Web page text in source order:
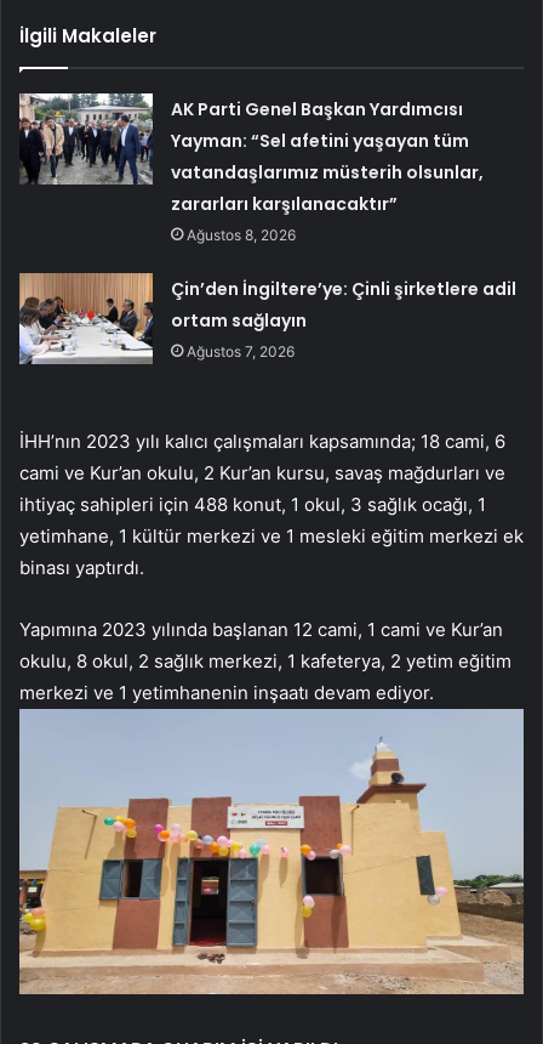
İlgili Makaleler
AK Parti Genel Başkan Yardımcısı
Yayman: “Sel afetini yaşayan tüm
vatandaşlarımız müsterih olsunlar,
zararları karşılanacaktır”
Ağustos 8, 2026
Çin’den İngiltere’ye: Çinli şirketlere adil
ortam sağlayın
Ağustos 7, 2026
İHH’nın 2023 yılı kalıcı çalışmaları kapsamında; 18 cami, 6
cami ve Kur’an okulu, 2 Kur’an kursu, savaş mağdurları ve
ihtiyaç sahipleri için 488 konut, 1 okul, 3 sağlık ocağı, 1
yetimhane, 1 kültür merkezi ve 1 mesleki eğitim merkezi ek
binası yaptırdı.
Yapımına 2023 yılında başlanan 12 cami, 1 cami ve Kur’an
okulu, 8 okul, 2 sağlık merkezi, 1 kafeterya, 2 yetim eğitim
merkezi ve 1 yetimhanenin inşaatı devam ediyor.